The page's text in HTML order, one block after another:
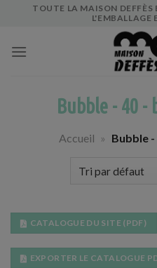
TOUTE LA MAISON DEFFÈS
L'EMBALLAGE
Bubble - 40 -
Accueil » Bubble
CATALOGUE DU SITE (PDF)
EXPORTER LE CATALOGUE